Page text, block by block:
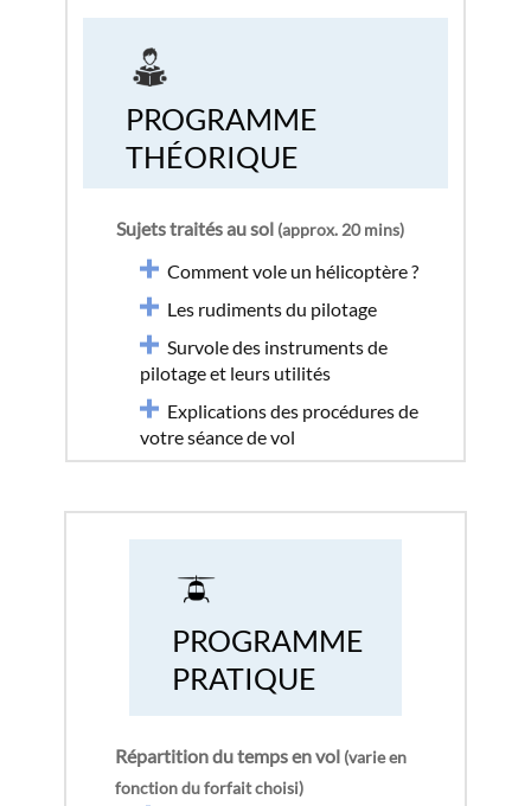
PROGRAMME
THÉORIQUE
Sujets traités au sol (approx. 20 mins)
Comment vole un hélicoptère ?
Les rudiments du pilotage
Survole des instruments de
pilotage et leurs utilités
Explications des procédures de
votre séance de vol
PROGRAMME
PRATIQUE
Répartition du temps en vol (varie en
fonction du forfait choisi)